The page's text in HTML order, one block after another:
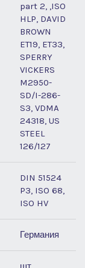
part 2, ,ISO
HLP, DAVID
BROWN
ET19, ET33,
SPERRY
VICKERS
M2950-
SD/I-286-
S3, VDMA
24318, US
STEEL
126/127
DIN 51524
P3, ISO 68,
ISO HV
Германия